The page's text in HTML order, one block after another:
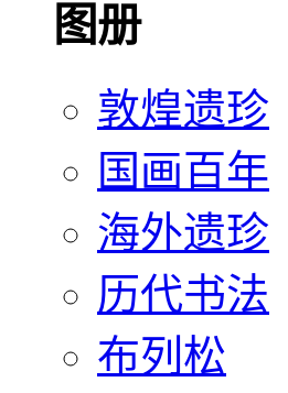
图册
敦煌遗珍
国画百年
海外遗珍
历代书法
布列松